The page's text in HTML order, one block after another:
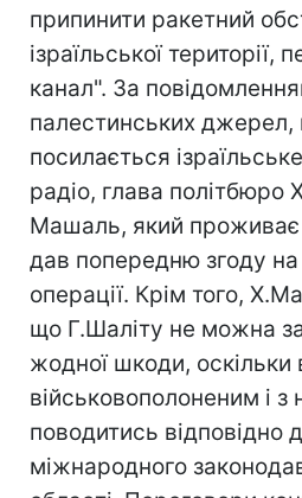
припинити ракетний
ізраїльської території,
канал". За
палестинських джерел,
посилається
радіо, глава політбюро
Машаль, який проживає
дав попередню згоду на
операції. Крім того,
що Г.Шаліту не можна
жодної шкоди, оскільки
військовополоненим і з
поводитись відповідно
міжнародного